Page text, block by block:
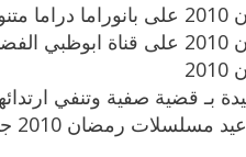
بـ قضية صفية وتنفي
جميعها بتوقيت مصر و السعودية بالشهر